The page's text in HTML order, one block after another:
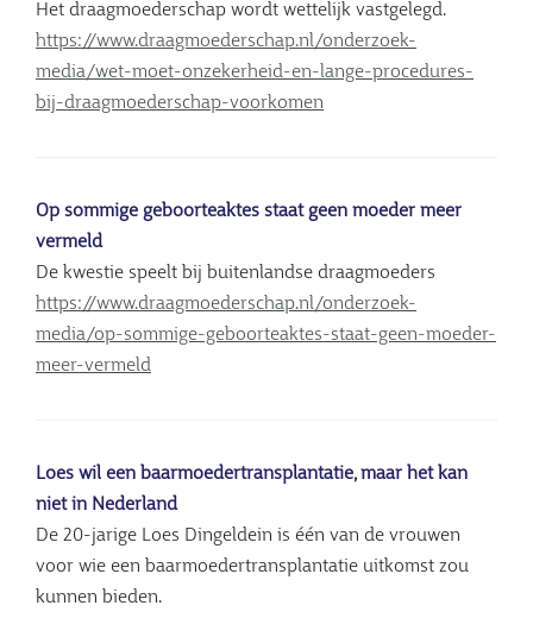
Het draagmoederschap wordt wettelijk vastgelegd.
https://www.draagmoederschap.nl/onderzoek-
media/wet-moet-onzekerheid-en-lange-procedures-
bij-draagmoederschap-voorkomen
Op sommige geboorteaktes staat geen moeder meer
vermeld
De kwestie speelt bij buitenlandse draagmoeders
https://www.draagmoederschap.nl/onderzoek-
media/op-sommige-geboorteaktes-staat-geen-moeder-
meer-vermeld
Loes wil een baarmoedertransplantatie, maar het kan
niet in Nederland
De 20-jarige Loes Dingeldein is één van de vrouwen
voor wie een baarmoedertransplantatie uitkomst zou
kunnen bieden.